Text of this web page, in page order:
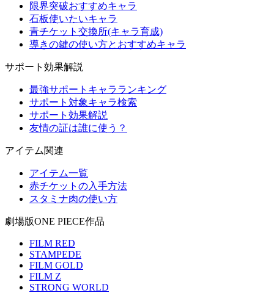
限界突破おすすめキャラ
石板使いたいキャラ
青チケット交換所(キャラ育成)
導きの鍵の使い方とおすすめキャラ
サポート効果解説
最強サポートキャラランキング
サポート対象キャラ検索
サポート効果解説
友情の証は誰に使う？
アイテム関連
アイテム一覧
赤チケットの入手方法
スタミナ肉の使い方
劇場版ONE PIECE作品
FILM RED
STAMPEDE
FILM GOLD
FILM Z
STRONG WORLD